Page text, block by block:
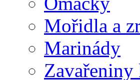
Mořidla a
Marinády
Zavařeniny